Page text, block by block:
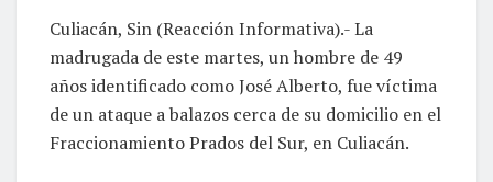
Culiacán, Sin (Reacción Informativa).- La
madrugada de este martes, un hombre de 49
años identificado como José Alberto, fue víctima
de un ataque a balazos cerca de su domicilio en el
Fraccionamiento Prados del Sur, en Culiacán.